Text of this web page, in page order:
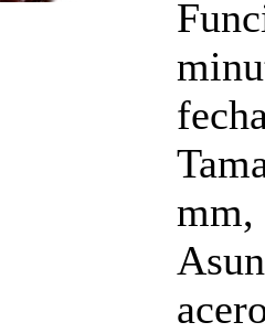
mm,